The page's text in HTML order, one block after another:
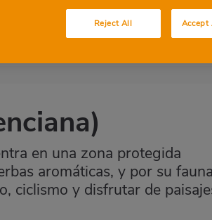
en una zona protegida
aromáticas, y por su fauna
ciclismo y disfrutar de
Reject All Accept